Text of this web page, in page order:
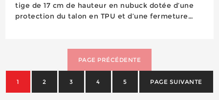
tige de 17 cm de hauteur en nubuck dotée d’une
protection du talon en TPU et d’une fermeture
PAGE PRÉCÉDENTE
1 2 3 4 5 PAGE SUIVANTE